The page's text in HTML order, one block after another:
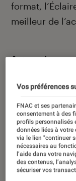
format,
meilleur de
Autour de ce
Netflix
À la une
Vos préférences
FNAC et ses
consentement à des
profils personnalisés
données liées à
via le lien "continuer
nécessaires au
l’aide dans votre
des contenus,
sécuriser vos